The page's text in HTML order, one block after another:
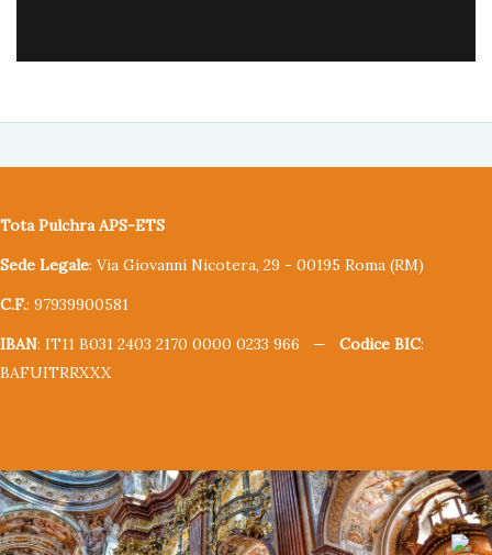
Tota Pulchra APS-ETS
Sede Legale: Via Giovanni Nicotera, 29 - 00195 Roma (RM)
C.F.: 97939900581
IBAN: IT11 B031 2403 2170 0000 0233 966 — Codice BIC:
BAFUITRRXXX